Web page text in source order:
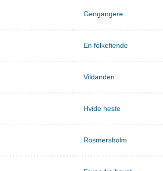
Gengangere
En folkefiende
Vildanden
Hvide heste
Rosmersholm